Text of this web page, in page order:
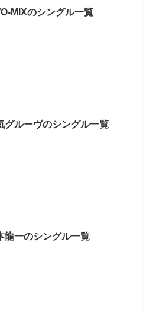
MIXのシングル一覧
グルーヴのシングル一覧
龍一のシングル一覧